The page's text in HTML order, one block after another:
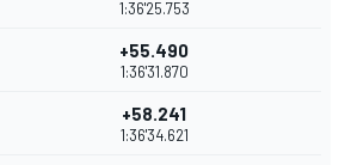
1:36'25.753
+55.490
1:36'31.870
+58.241
1:36'34.621